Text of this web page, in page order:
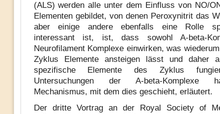
(ALS) werden alle unter dem Einfluss von NO/
Elementen gebildet, von denen Peroxynitrit das
aber einige andere ebenfalls eine Rolle
interessant ist, ist, dass sowohl A-beta-
Neurofilament Komplexe einwirken, was
Zyklus Elemente ansteigen lässt und daher
spezifische Elemente des Zyklus
Untersuchungen der A-beta-Komplexe
Mechanismus, mit dem dies geschieht, erläutert.
Der dritte Vortrag an der Royal Society of